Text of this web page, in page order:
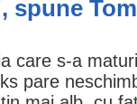
spune
care s-a
pare